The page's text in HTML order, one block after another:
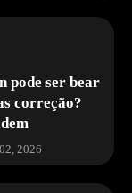
pode ser bear
correção?
2026